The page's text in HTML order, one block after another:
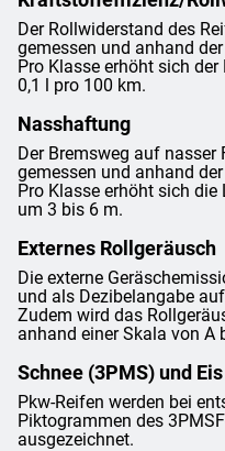
Der Rollwiderstand des
gemessen und anhand
Pro Klasse erhöht sich
0,1 l pro 100 km.
Nasshaftung
Der Bremsweg auf
gemessen und anhand
Pro Klasse erhöht sich
um 3 bis 6 m.
Externes Rollgeräusch
Die externe
und als Dezibelangabe
Zudem wird das
anhand einer Skala von A
Schnee (3PMS) und
Pkw-Reifen werden bei
Piktogrammen des
ausgezeichnet.